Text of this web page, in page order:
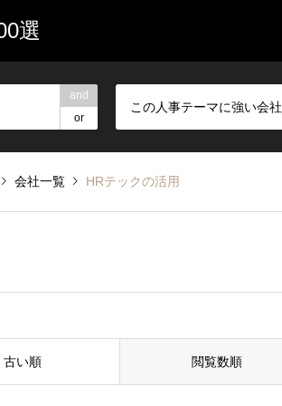
選
and
or
この人事テーマに強い会
会社一覧 HRテックの活用
古い順 閲覧数順